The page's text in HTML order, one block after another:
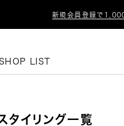
新規会員登録で
SHOP LIST
タイリング一覧